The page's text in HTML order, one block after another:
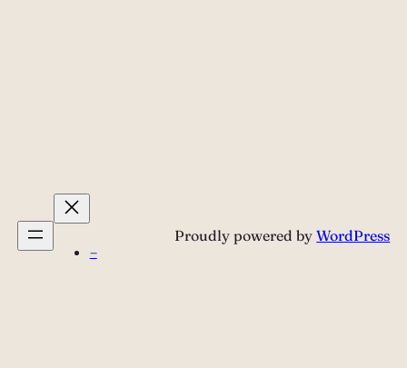
–
Proudly powered byWordPress